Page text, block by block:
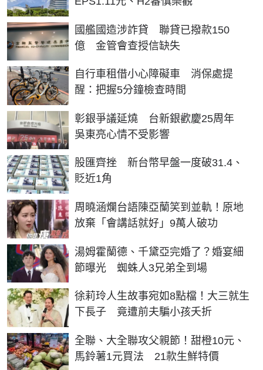
國艦國造涉詐貸 聯貸已撥款150
億 金管會查授信缺失
自行車租借小心障礙車 消保處提
醒：把握5分鐘檢查時間
彰銀爭議延燒 台新銀歡慶25周年
吳東亮心情不受影響
股匯齊挫 新台幣早盤一度破31.4、
貶近1角
周曉涵爛台語陳亞蘭笑到並軌！原地
放棄「會講話就好」9萬人破功
湯姆霍蘭德、千黛亞完婚了？婚宴細
節曝光 蜘蛛人3兄弟全到場
徐莉玲人生故事宛如8點檔！大三就生
下長子 竟遭前夫騙小孩夭折
全聯、大全聯攻父親節！甜橙10元、
馬鈴薯1元買法 21款生鮮特價